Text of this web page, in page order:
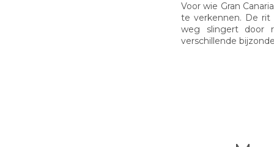
Voor wie Gran
te verkennen. De rit
weg slingert door
verschillende